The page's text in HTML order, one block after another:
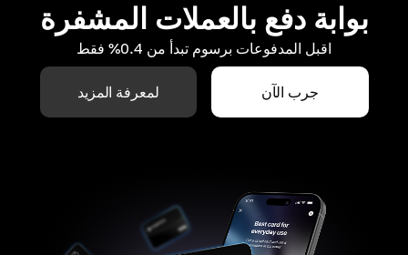
بوابة دفع بالعملات المشفرة
اقبل المدفوعات برسوم تبدأ من 0.4% فقط
جرب الآن لمعرفة المزيد